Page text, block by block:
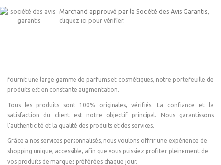
Marchand approuvé par la Société des Avis Garantis,
cliquez ici pour vérifier.
fournit une large gamme de parfums et cosmétiques, notre portefeuille de
produits est en constante augmentation.
Tous les produits sont 100% originales, vérifiés. La confiance et la
satisfaction du client est notre objectif principal. Nous garantissons
l'authenticité et la qualité des produits et des services.
Grâce a nos services personnalisés, nous voulons offrir une expérience de
shopping unique, accessible, afin que vous puissiez profiter pleinement de
vos produits de marques préférées chaque jour.